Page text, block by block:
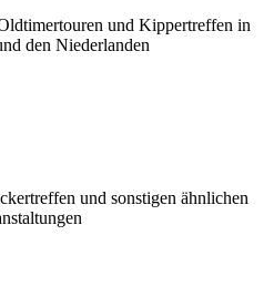
und Kippertreffen in
den Niederlanden
und sonstigen ähnlichen